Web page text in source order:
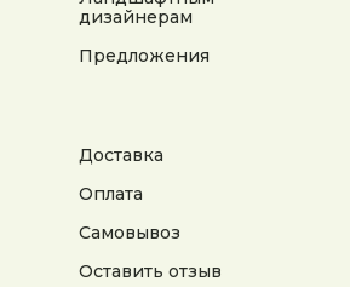
дизайнерам
Предложения
Доставка
Оплата
Самовывоз
Оставить отзыв